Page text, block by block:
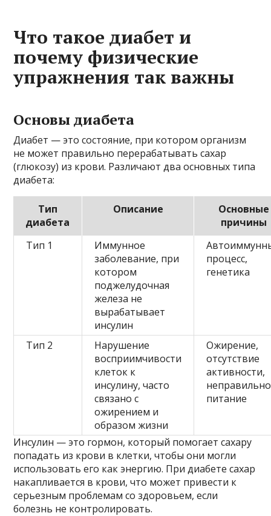
Что такое диабет и
почему физические
упражнения так важны
Основы диабета
Диабет — это состояние, при котором организм
не может правильно перерабатывать сахар
(глюкозу) из крови. Различают два основных типа
диабета:
Тип
диабета
Описание
Основные
причины
Тип 1
Иммунное
заболевание, при
котором
поджелудочная
железа не
вырабатывает
инсулин
процесс,
генетика
Тип 2
Нарушение
восприимчивости
клеток к
инсулину, часто
связано с
ожирением и
образом жизни
Ожирение,
отсутствие
активности,
питание
Инсулин — это гормон, который помогает сахару
попадать из крови в клетки, чтобы они могли
использовать его как энергию. При диабете сахар
накапливается в крови, что может привести к
серьезным проблемам со здоровьем, если
болезнь не контролировать.